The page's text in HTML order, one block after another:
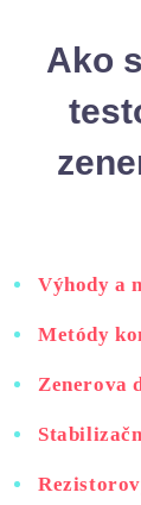
Ako
Výhody a
Metódy
Zenerova